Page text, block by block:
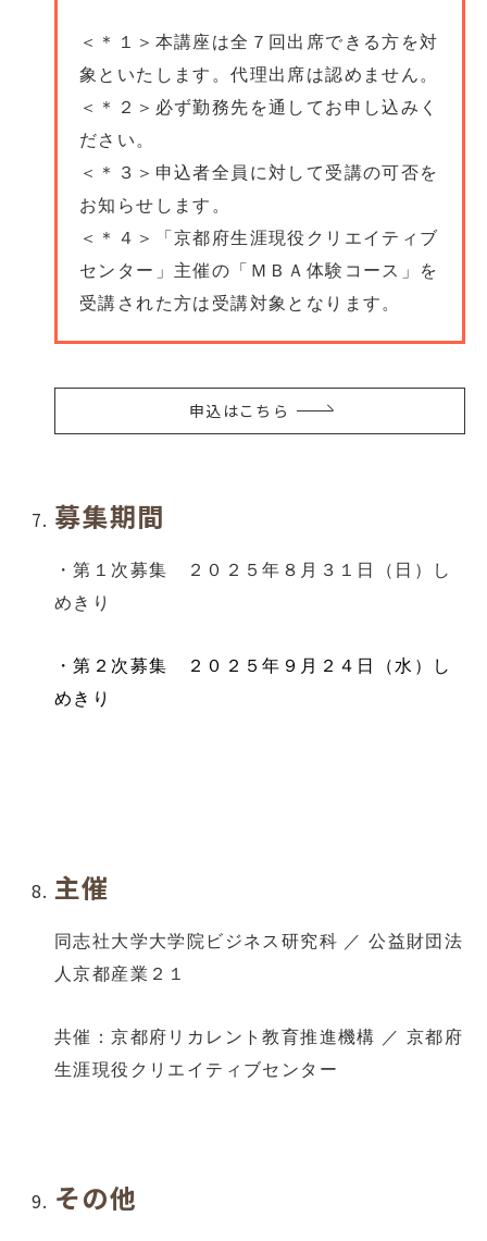
＜＊１＞本講座は全７回出席できる方を対
象といたします。代理出席は認めません。
＜＊２＞必ず勤務先を通してお申し込みく
ださい。
＜＊３＞申込者全員に対して受講の可否を
お知らせします。
＜＊４＞
「京都府生涯現役クリエイティブ
センター」主催の「ＭＢＡ体験コース」を
受講された方は受講対象となります。
申込はこちら
募集期間
・第１次募集 ２０２５年８月３１日（日）し
めきり
・第２次募集 ２０２５年９月２４日（水）し
めきり
主催
同志社大学大学院ビジネス研究科 ／ 公益財団法
人京都産業２１
共催：京都府リカレント教育推進機構 ／ 京都府
生涯現役クリエイティブセンター
その他